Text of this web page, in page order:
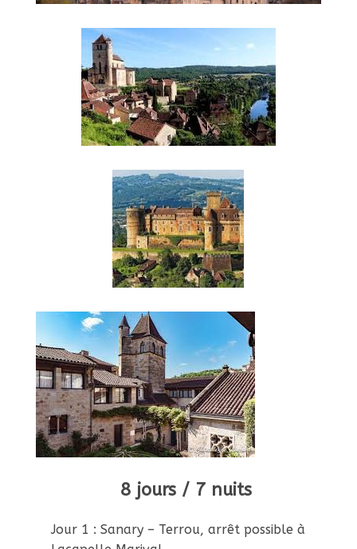
8 jours / 7 nuits
Jour 1 : Sanary – Terrou, arrêt possible à